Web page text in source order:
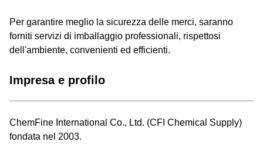
Per garantire meglio la sicurezza delle merci, saranno
forniti servizi di imballaggio professionali, rispettosi
dell'ambiente, convenienti ed efficienti.
Impresa e profilo
ChemFine International Co., Ltd. (CFI Chemical Supply)
fondata nel 2003.